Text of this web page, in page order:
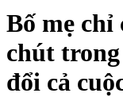
Bố mẹ
chút
đổi cả